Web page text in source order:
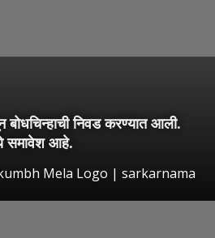
बोधचिन्हाची निवड करण्यात आली.
समावेश आहे.
Mela Logo | sarkarnama